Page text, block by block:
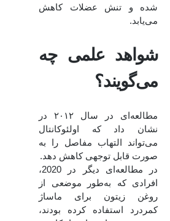
شده و تنش عضلات کاهش
می‌یابد.
شواهد علمی چه
می‌گویند؟
مطالعه‌ای در سال ۲۰۱۲ در
نشان داد که اولئوکانتال
می‌تواند التهاب مفاصل را به‌
صورت قابل توجهی کاهش دهد.
در مطالعه‌ای دیگر در 2020،
افرادی که به‌طور موضعی از
روغن زیتون برای ماساژ
کمردرد استفاده کرده بودند،